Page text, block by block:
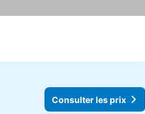
Consulter les prix